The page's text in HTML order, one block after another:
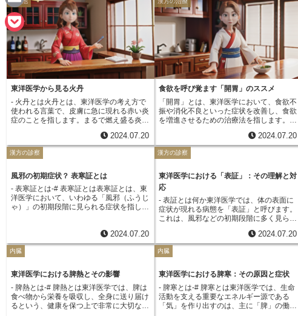
東洋医学から見る火丹
- 火丹とは火丹とは、東洋医学の考え方で
使われる言葉で、皮膚に急に現れる赤い炎
症のことを指します。まるで燃え盛る炎の
す。この火丹、その名の通り体の中の熱が
原因と考えられています。東洋医学では、
心や肝といった体の機能と密接に関わって
生な生活によって体内の熱バランスが崩
れ、その熱が皮膚に現れたものが火丹だと
考えられています。現代の医学では、火丹
は細菌やウイルス感染などによる皮膚の炎
症全般を指すことが多く、湿疹や皮膚炎、
原因や症状によって様々な種類に分けら
れ、それぞれに合わせた治療法が選択され
ます。例えば、赤く腫れ上がり、熱と痛み
を伴う場合は、熱を取り除く作用のある生
方薬を処方したりします。また、食事療法
や生活習慣の改善指導など、体質改善を目
指した治療も行われます。火丹は、早期発
見と適切な治療によって症状を抑え、再発
を防ぐことが重要です。皮膚に異常を感じ
2024.07.20
食欲を呼び覚ます「開胃」のススメ
「開胃」とは、東洋医学において、食欲不
振や消化不良といった症状を改善し、食欲
を増進させるための治療法を指します。こ
的とするのではなく、胃腸の働きを活発化
させ、体内に栄養を効率よく取り込むこと
を目指しています。現代社会においては、
偏った食事などにより、胃腸の不調を訴え
る人が少なくありません。このような現代
人の抱える悩みにも、「開胃」は有効な解
決策となり得ます。東洋医学では、胃腸は
「後天の気」を生み出す源と考えられてい
ます。これは、人が健やかに生きるために
欠かせないエネルギーの元となるもので
す。つまり、胃腸の働きが弱まり、「後天
の気」が不足すると、食欲不振だけでな
く、全身の倦怠感や気力の低下、免疫力の
ています。「開胃」の治療法としては、漢
方薬の処方、鍼灸治療、食事療法、生活習
慣の改善指導など、様々な方法が用いられ
ます。症状や体質に合わせて、これらの方
法を組み合わせることで、胃腸の働きを整
2024.07.20
漢方の診察
風邪の初期症状？ 表寒証とは
- 表寒証とは-# 表寒証とは表寒証とは、東
洋医学において、いわゆる「風邪（ふうじ
ゃ）」の初期段階に見られる症状を指しま
ている時に、寒邪と呼ばれる邪気が体の表
面に侵入してくることで発症すると考えら
れています。具体的には、寒気がしたり、
が出る、鼻が詰まる、軽い咳が出る、喉が
痛い、頭痛がする、体全体がだるい、食欲
がないといった症状が現れます。これらの
症状は、寒邪が体の表面に留まっている状
態を示しており、比較的軽い症状であるこ
2024.07.20
漢方の診察
東洋医学における「表証」：その理解と対
応
- 表証とは何か東洋医学では、体の表面に
症状が現れる病態を「表証」と呼びます。
これは、風邪などの初期段階に多く見られ
悪い気が侵入しようとしている状態と考え
られています。適切な治療を行わないと、
病気が進行し、より深刻な状態になる可能
続けたり、季節の変わり目に寒暖差が激し
かったりすると、身体は外からの邪気に影
響を受けやすくなります。その結果、くし
ゃみ、鼻水、鼻詰まり、喉の痛み、軽い
咳、悪寒、発熱といった症状が現れます。
2024.07.20
内臓
東洋医学における脾熱とその影響
- 脾熱とは-# 脾熱とは東洋医学では、脾は
食べ物から栄養を吸収し、全身に送り届け
るという、健康を保つ上で非常に大切な役
内臓
東洋医学における脾寒：その原因と症状
- 脾寒とは-# 脾寒とは東洋医学では、生命
活動を支える重要なエネルギー源である
「気」を作り出すのは、主に「脾」の働き
e
a
c
e
E
m
a
i
P
o
c